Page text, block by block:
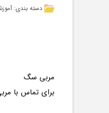
دسته بندی:
مربی سگ
برای تماس با